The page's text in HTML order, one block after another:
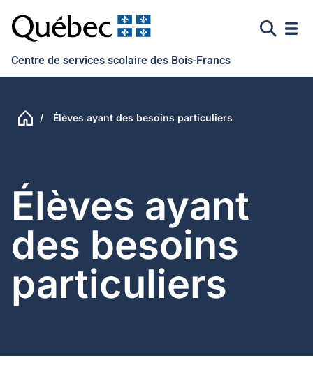
Centre de services scolaire des Bois-Francs
Élèves ayant des besoins particuliers
Élèves ayant
des besoins
particuliers